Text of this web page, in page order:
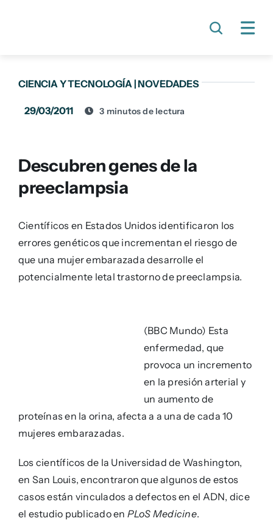
CIENCIA Y TECNOLOGÍA|NOVEDADES
29/03/2011 3 minutos de lectura
Descubren genes de la
preeclampsia
Científicos en Estados Unidos identificaron los
errores genéticos que incrementan el riesgo de
que una mujer embarazada desarrolle el
potencialmente letal trastorno de preeclampsia.
(BBC Mundo) Esta
enfermedad, que
provoca un incremento
en la presión arterial y
un aumento de
proteínas en la orina, afecta a a una de cada 10
mujeres embarazadas.
Los científicos de la Universidad de Washington,
en San Louis, encontraron que algunos de estos
casos están vinculados a defectos en el ADN, dice
el estudio publicado en PLoS Medicine.